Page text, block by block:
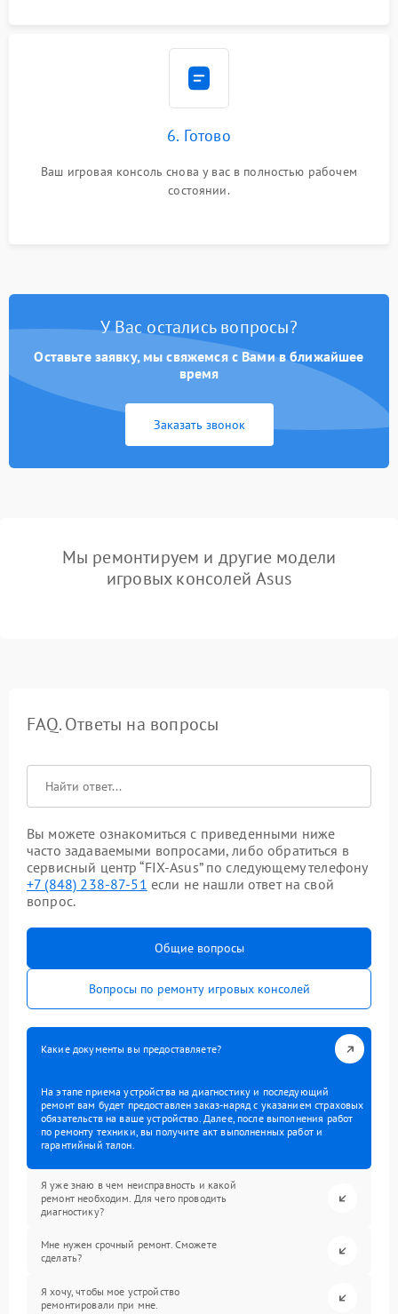
6. Готово
Ваш игровая консоль снова у вас в полностью рабочем
состоянии.
У Вас остались вопросы?
Оставьте заявку, мы свяжемся с Вами в ближайшее
время
Заказать звонок
Мы ремонтируем и другие модели
игровых консолей Asus
FAQ. Ответы на вопросы
Вы можете ознакомиться с приведенными ниже
часто задаваемыми вопросами, либо обратиться в
сервисный центр “FIX-Asus” по следующему телефону
+7 (848) 238-87-51 если не нашли ответ на свой
вопрос.
Общие вопросы
Вопросы по ремонту игровых консолей
Какие документы вы предоставляете?
На этапе приема устройства на диагностику и последующий
ремонт вам будет предоставлен заказ-наряд с указанием страховых
обязательств на ваше устройство. Далее, после выполнения работ
по ремонту техники, вы получите акт выполненных работ и
гарантийный талон.
Я уже знаю в чем неисправность и какой
ремонт необходим. Для чего проводить
диагностику?
Мне нужен срочный ремонт. Сможете
сделать?
Я хочу, чтобы мое устройство
ремонтировали при мне.